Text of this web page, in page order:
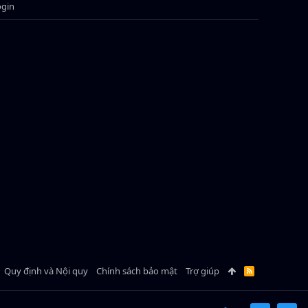
Quy định và Nội quy Chính sách bảo mật Trợ giúp
R
S